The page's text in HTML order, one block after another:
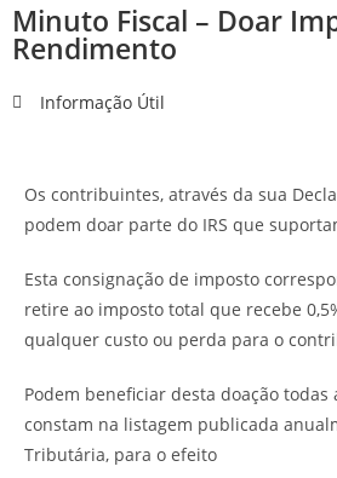
Minuto Fiscal – Doar
Rendimento
Informação Útil
Os contribuintes, através da sua
podem doar parte do IRS que
Esta consignação de imposto
retire ao imposto total que recebe
qualquer custo ou perda para o
Podem beneficiar desta doação todas
constam na listagem publicada
Tributária, para o efeito